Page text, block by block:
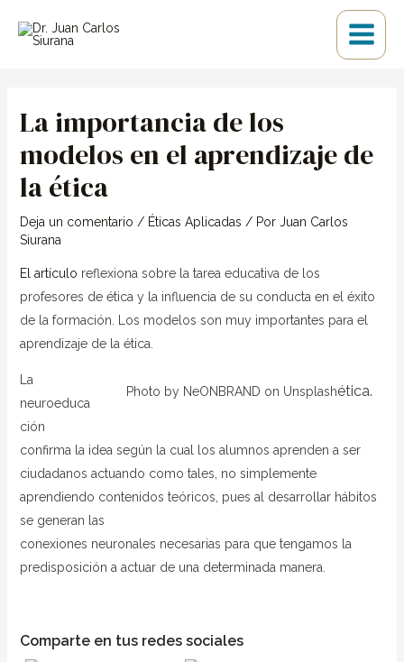
Main
Menu
La importancia de los
modelos en el aprendizaje de
la ética
Deja un comentario / Éticas Aplicadas / Por Juan Carlos
Siurana
El artículo reflexiona sobre la tarea educativa de los
profesores de ética y la influencia de su conducta en el éxito
de la formación. Los modelos son muy importantes para el
aprendizaje de la ética.
Photo by NeONBRAND on Unsplashética.
La
neuroeduca
ción
confirma la idea según la cual los alumnos aprenden a ser
ciudadanos actuando como tales, no simplemente
aprendiendo contenidos teóricos, pues al desarrollar hábitos
se generan las
conexiones neuronales necesarias para que tengamos la
predisposición a actuar de una determinada manera.
Comparte en tus redes sociales
entradas